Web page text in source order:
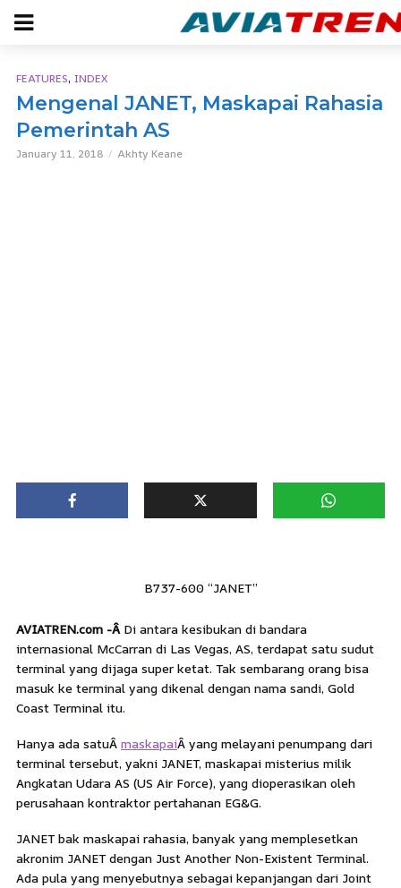
FEATURES, INDEX
Mengenal JANET, Maskapai Rahasia
Pemerintah AS
January 11, 2018 Akhty Keane
B737-600 “JANET”
AVIATREN.com -Â Di antara kesibukan di bandara
internasional McCarran di Las Vegas, AS, terdapat satu sudut
terminal yang dijaga super ketat. Tak sembarang orang bisa
masuk ke terminal yang dikenal dengan nama sandi, Gold
Coast Terminal itu.
Hanya ada satuÂ maskapaiÂ yang melayani penumpang dari
terminal tersebut, yakni JANET, maskapai misterius milik
Angkatan Udara AS (US Air Force), yang dioperasikan oleh
perusahaan kontraktor pertahanan EG&G.
JANET bak maskapai rahasia, banyak yang memplesetkan
akronim JANET dengan Just Another Non-Existent Terminal.
Ada pula yang menyebutnya sebagai kepanjangan dari Joint